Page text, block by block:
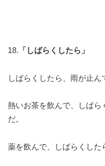
18. 「しばらくしたら」
しばらくしたら、雨が止ん
熱いお茶を飲んで、しば
だ。
薬を飲んで、しばらくした